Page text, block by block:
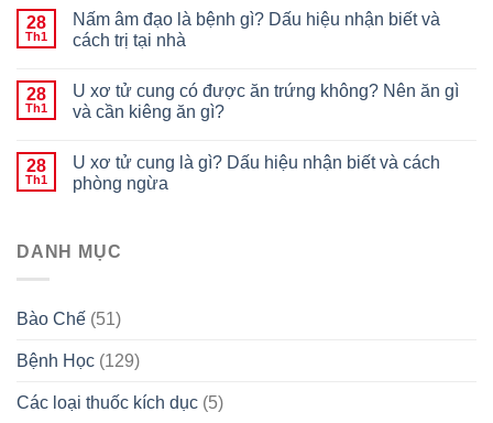
28
Th1
Nấm âm đạo là bệnh gì? Dấu hiệu nhận biết và
cách trị tại nhà
28
Th1
U xơ tử cung có được ăn trứng không? Nên ăn gì
và cần kiêng ăn gì?
28
Th1
U xơ tử cung là gì? Dấu hiệu nhận biết và cách
phòng ngừa
DANH MỤC
Bào Chế (51)
Bệnh Học (129)
Các loại thuốc kích dục (5)